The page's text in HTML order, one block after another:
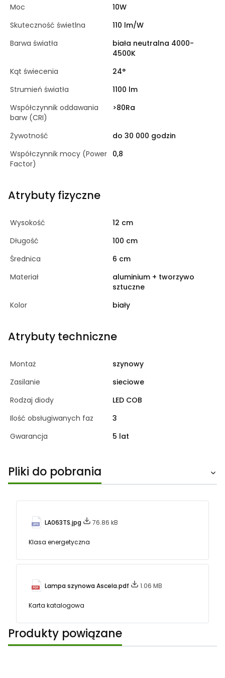
Moc
10W
Skuteczność świetlna
110 lm/W
Barwa światła
biała neutralna 4000-
4500K
Kąt świecenia
24°
Strumień światła
1100 lm
Współczynnik oddawania
barw (CRI)
>80Ra
Żywotność
do 30 000 godzin
Współczynnik mocy (Power
Factor)
0,8
Atrybuty fizyczne
Wysokość
12 cm
Długość
100 cm
Średnica
6 cm
Materiał
aluminium + tworzywo
sztuczne
Kolor
biały
Atrybuty techniczne
Montaż
szynowy
Zasilanie
sieciowe
Rodzaj diody
LED COB
Ilość obsługiwanych faz
3
Gwarancja
5 lat
Pliki do pobrania
LA063TS.jpg 76.86 kB
Klasa energetyczna
Lampa szynowa Ascela.pdf 1.06 MB
Karta katalogowa
Produkty powiązane